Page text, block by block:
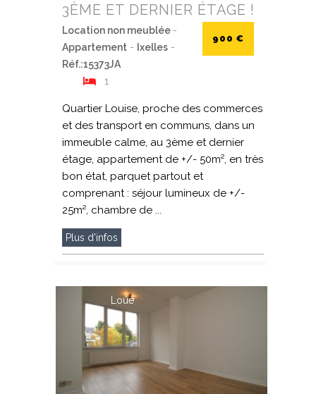
3ÈME ET DERNIER ÉTAGE !
900 €
Location non meublée -
Appartement - Ixelles -
Réf.:15373JA
1
Quartier Louise, proche des commerces
et des transport en communs, dans un
immeuble calme, au 3ème et dernier
étage, appartement de +/- 50m², en très
bon état, parquet partout et
comprenant : séjour lumineux de +/-
25m², chambre de ...
Plus d'infos
Loué